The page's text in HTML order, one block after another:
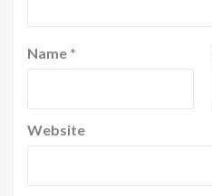
Name *
Website